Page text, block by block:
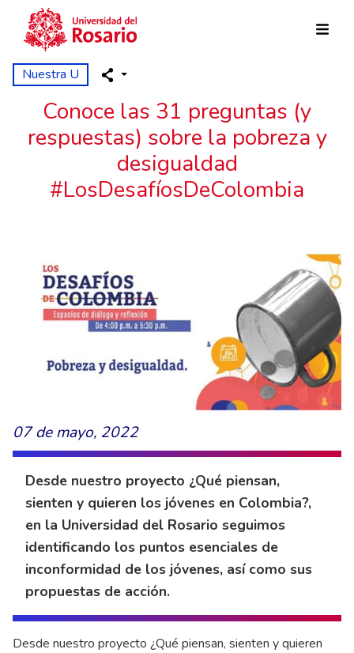
Pasar al contenido principal
Nuestra U
Conoce las 31 preguntas (y
respuestas) sobre la pobreza y
desigualdad
#LosDesafíosDeColombia
07 de mayo, 2022
Desde nuestro proyecto ¿Qué piensan,
sienten y quieren los jóvenes en Colombia?,
en la Universidad del Rosario seguimos
identificando los puntos esenciales de
inconformidad de los jóvenes, así como sus
propuestas de acción.
Desde nuestro proyecto ¿Qué piensan, sienten y quieren